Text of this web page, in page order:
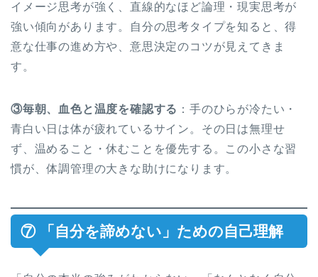
イメージ思考が強く、直線的なほど論理・現実思考が
強い傾向があります。自分の思考タイプを知ると、得
意な仕事の進め方や、意思決定のコツが見えてきま
す。
③毎朝、血色と温度を確認する ：手のひらが冷たい・
青白い日は体が疲れているサイン。その日は無理せ
ず、温めること・休むことを優先する。この小さな習
慣が、体調管理の大きな助けになります。
⑦ 「自分を諦めない」ための自己理解